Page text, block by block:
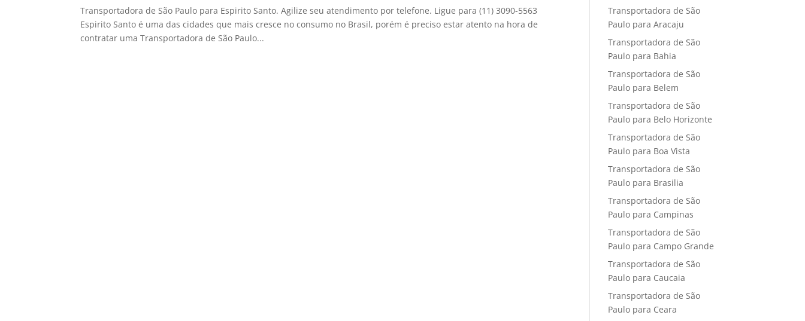
Transportadora de São Paulo para Espirito Santo. Agilize seu atendimento por telefone. Ligue para (11) 3090-5563
Espirito Santo é uma das cidades que mais cresce no consumo no Brasil, porém é preciso estar atento na hora de
contratar uma Transportadora de São Paulo...
Transportadora de São
Paulo para Aracaju
Transportadora de São
Paulo para Bahia
Transportadora de São
Paulo para Belem
Transportadora de São
Paulo para Belo Horizonte
Transportadora de São
Paulo para Boa Vista
Transportadora de São
Paulo para Brasilia
Transportadora de São
Paulo para Campinas
Transportadora de São
Paulo para Campo Grande
Transportadora de São
Paulo para Caucaia
Transportadora de São
Paulo para Ceara